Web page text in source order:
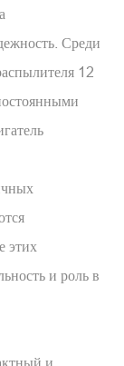
Среди
12
этих
и роль в
и